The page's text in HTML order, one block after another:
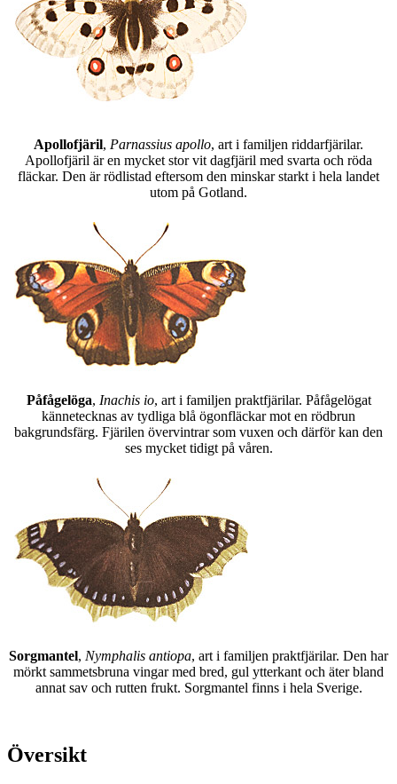
Apollofjäril, Parnassius apollo, art i familjen riddarfjärilar.
Apollofjäril är en mycket stor vit dagfjäril med svarta och röda
fläckar. Den är rödlistad eftersom den minskar starkt i hela landet
utom på Gotland.
Påfågelöga, Inachis io, art i familjen praktfjärilar. Påfågelögat
kännetecknas av tydliga blå ögonfläckar mot en rödbrun
bakgrundsfärg. Fjärilen övervintrar som vuxen och därför kan den
ses mycket tidigt på våren.
Sorgmantel, Nymphalis antiopa, art i familjen praktfjärilar. Den har
mörkt sammetsbruna vingar med bred, gul ytterkant och äter bland
annat sav och rutten frukt. Sorgmantel finns i hela Sverige.
Översikt